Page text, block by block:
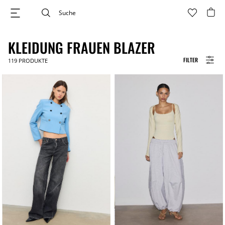
FILTER
KLEIDUNG FRAUEN BLAZER
119 PRODUKTE